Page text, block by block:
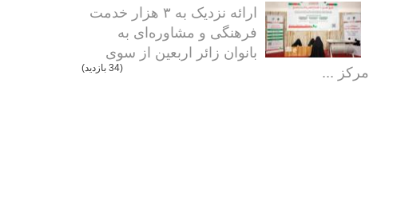
ارائه نزدیک به ۳ هزار خدمت
فرهنگی و مشاوره‌ای به
بانوان زائر اربعین از سوی
مرکز ...
(34 بازدید)